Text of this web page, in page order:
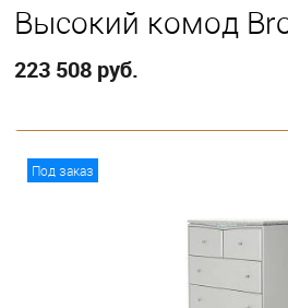
Высокий комод
223 508 руб.
Под заказ